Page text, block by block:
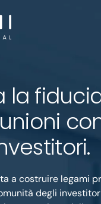
la
a costruire legami
degli